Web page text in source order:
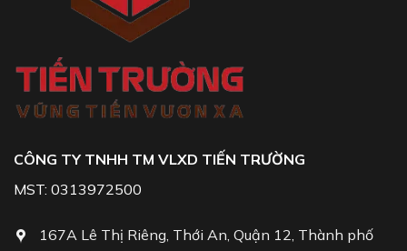
CÔNG TY TNHH TM VLXD TIẾN TRƯỜNG
MST: 0313972500
167A Lê Thị Riêng, Thới An, Quận 12, Thành phố